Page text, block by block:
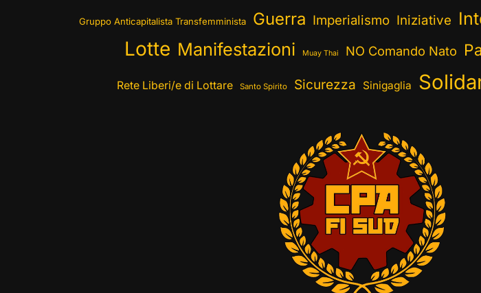
Gruppo Anticapitalista Transfemminista Guerra Imperialismo Iniziative
Lotte Manifestazioni Muay Thai NO Comando Nato
Rete Liberi/e di Lottare Santo Spirito Sicurezza Sinigaglia